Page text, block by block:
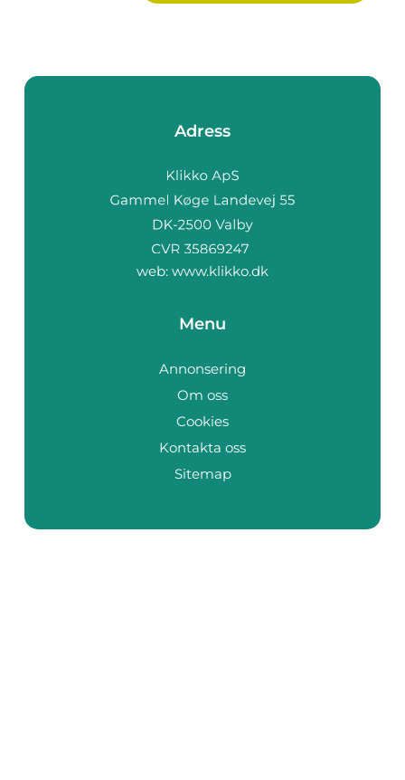
Adress
web: www.klikko.dk
Menu
Annonsering
Om oss
Cookies
Kontakta oss
Sitemap